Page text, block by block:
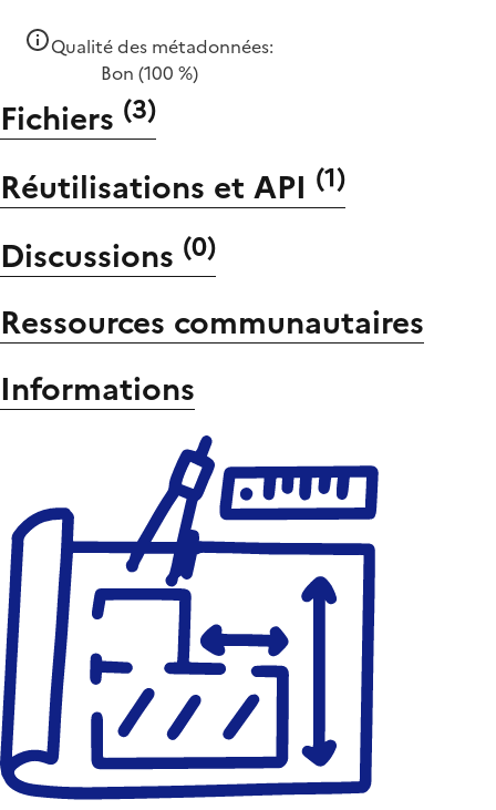
Qualité des métadonnées:
Bon (100 %)
Fichiers (3)
Réutilisations et API (1)
Discussions (0)
Ressources communautaires
Informations